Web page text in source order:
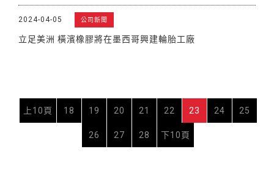
2024-04-05 公司新聞
立足美洲 橫濱橡膠將在墨西哥興建輪胎工廠
上10頁 18 19 20 21 22 23 24 25
26 27 28 下10頁